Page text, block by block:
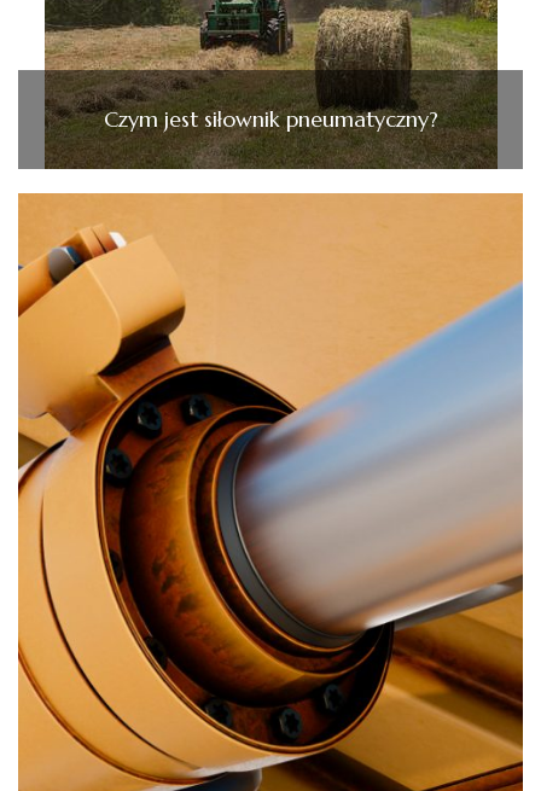
Czym jest siłownik pneumatyczny?